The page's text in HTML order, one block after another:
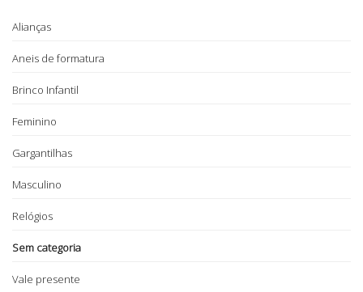
Alianças
Aneis de formatura
Brinco Infantil
Feminino
Gargantilhas
Masculino
Relógios
Sem categoria
Vale presente